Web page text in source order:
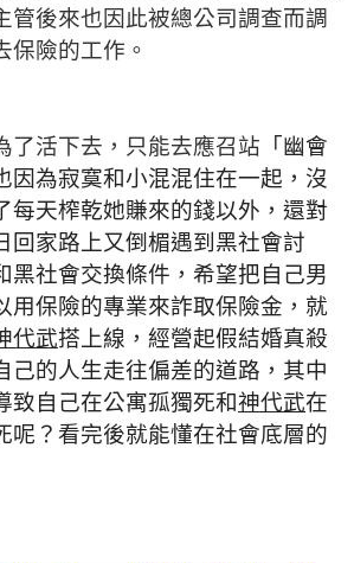
管後來也因此被總公司調查而調
保險的工作。
了活下去，只能去應召站 「幽會
因為寂寞和小混混住在一起，沒
每天榨乾她賺來的錢以外，還對
回家路上又倒楣遇到黑社會討
黑社會交換條件，希望把自己男
用保險的專業來詐取保險金，就
代武搭上線，經營起假結婚真殺
己的人生走往偏差的道路，其中
致自己在公寓孤獨死和神代武在
呢？看完後就能懂在社會底層的